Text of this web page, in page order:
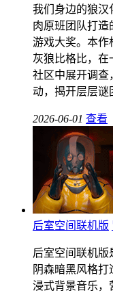
我们身边的狼汉
肉原班团队打造
游戏大奖。本作
灰狼比格比，在
社区中展开调查
动，揭开层层谜
2026-06-01 查看
后室空间联机版
后室空间联机版
阴森暗黑风格
浸式背景音乐，